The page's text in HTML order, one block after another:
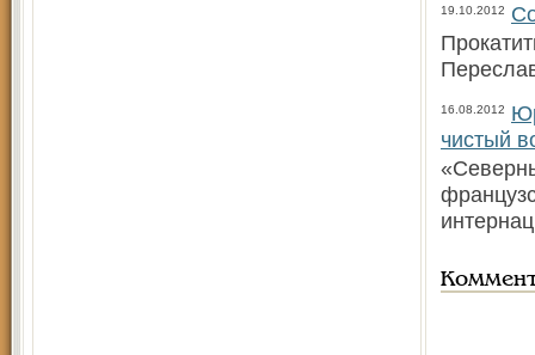
19.10.2012
16.08.2012
чистый